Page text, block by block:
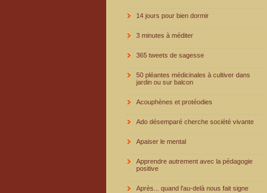
14 jours pour bien dormir
3 minutes à méditer
365 tweets de sagesse
50 pléantes médicinales à cultiver dans
jardin ou sur balcon
Acouphènes et protéodies
Ado désemparé cherche société vivante
Apaiser le mental
Apprendre autrement avec la pédagogie
positive
Après... quand l'au-delà nous fait signe